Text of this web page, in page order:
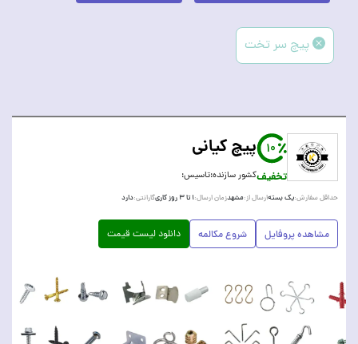
پیچ سر تخت
10
تخفیف
پیچ کیانی
کشور سازنده:تاسیس:
حداقل سفارش:یک بستهارسال از:مشهدزمان ارسال:۱ تا ۳ روز کاری گارانتی:دارد
مشاهده پروفایل شروع مکالمه دانلود لیست قیمت